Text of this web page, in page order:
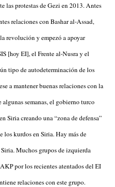
las protestas de Gezi en 2013. Antes
relaciones con Bashar al-Assad,
revolución y empezó a apoyar
[hoy EI], el Frente al-Nusra y el
tipo de autodeterminación de los
a mantener buenas relaciones con la
semanas, el gobierno turco
Siria creando una “zona de defensa”
los kurdos en Siria. Hay más de
Muchos grupos de izquierda
por los recientes atentados del EI
relaciones con este grupo.